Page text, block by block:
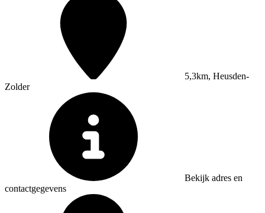
5,3km, Heusden-
Zolder
Bekijk adres en
contactgegevens